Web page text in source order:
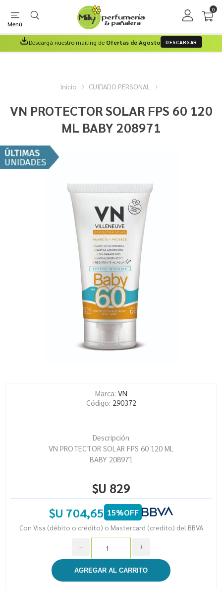
Menú
0
Descargá nuestro mailing de Ofertas de Agosto DESCARGAR
Inicio CUIDADO PERSONAL
VN PROTECTOR SOLAR FPS 60 120
ML BABY 208971
Marca: VN
Código: 290372
Descripción
VN PROTECTOR SOLAR FPS 60 120 ML
BABY 208971
$U 829
$U 704,65 15%OFF
Con Visa (débito o crédito) o Mastercard (credito) del BBVA
i
h